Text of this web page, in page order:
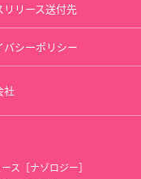
リリース送付先
バシーポリシー
社
ス［ナゾロジー］